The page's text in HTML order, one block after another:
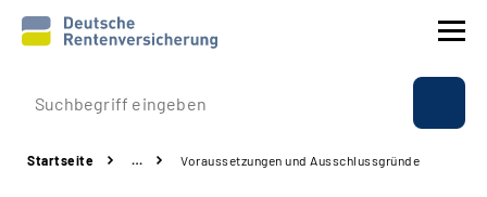
Prävention
Startseite … Voraussetzungen und Ausschlussgründe